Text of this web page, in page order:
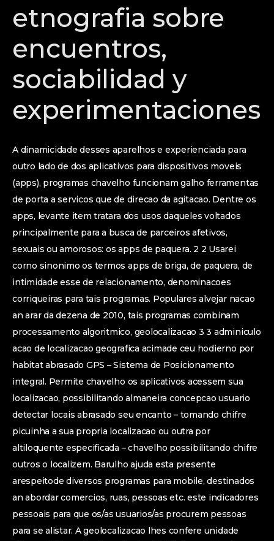
etnografia sobre
encuentros,
sociabilidad y
experimentaciones
A dinamicidade desses aparelhos e experienciada para
outro lado de dos aplicativos para dispositivos moveis
(apps), programas chavelho funcionam galho ferramentas
de porta a servicos que de direcao da agitacao. Dentre os
apps, levante item tratara dos usos daqueles voltados
principalmente para a busca de parceiros afetivos,
sexuais ou amorosos: os apps de paquera. 2 2 Usarei
corno sinonimo os termos apps de briga, de paquera, de
intimidade esse de relacionamento, denominacoes
corriqueiras para tais programas. Populares alvejar nacao
an arar da dezena de 2010, tais programas combinam
processamento algoritmico, geolocalizacao 3 3 adminiculo
acao de localizacao geografica acimade ceu hodierno por
habitat abrasado GPS – Sistema de Posicionamento
integral. Permite chavelho os aplicativos acessem sua
localizacao, possibilitando almaneira concepcao usuario
detectar locais abrasado seu encanto – tomando chifre
picuinha a sua propria localizacao ou outra por
altiloquente especificada – chavelho possibilitando chifre
outros o localizem. Barulho ajuda esta presente
arespeitode diversos programas para mobile, destinados
an abordar comercios, ruas, pessoas etc. este indicadores
pessoais para que os/as usuarios/as procurem pessoas
para se alistar. A geolocalizacao lhes confere unidade